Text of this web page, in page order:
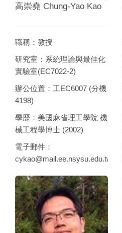
高崇堯 Chung-Yao Kao
職稱：教授
研究室：系統理論與最佳化
實驗室(EC7022-2)
辦公位置：工EC6007 (分機
4198)
學歷：美國麻省理工學院 機
械工程學博士 (2002)
電子郵件：
cykao@mail.ee.nsysu.edu.tw